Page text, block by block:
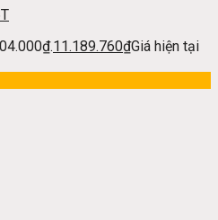
11.189.760₫Giá hiện tại